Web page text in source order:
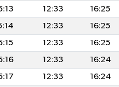
12:33 16:25
12:33 16:25
12:33 16:25
12:33 16:24
12:33 16:24